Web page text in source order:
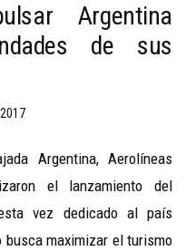
Argentina
de sus
Argentina, Aerolíneas
el lanzamiento del
vez dedicado al país
busca maximizar el turismo